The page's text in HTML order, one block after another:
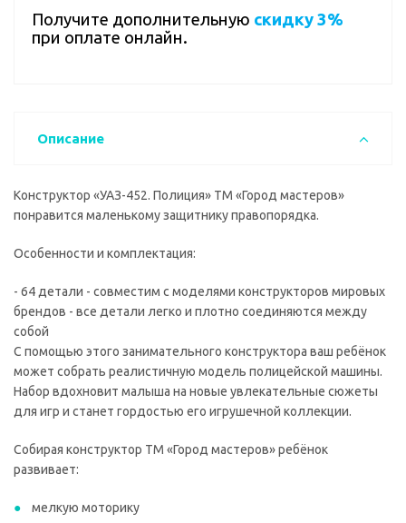
Получите дополнительную скидку 3%
при оплате онлайн.
Описание
Конструктор «УАЗ-452. Полиция» ТМ «Город мастеров»
понравится маленькому защитнику правопорядка.
Особенности и комплектация:
- 64 детали - совместим с моделями конструкторов мировых
брендов - все детали легко и плотно соединяются между
собой
С помощью этого занимательного конструктора ваш ребёнок
может собрать реалистичную модель полицейской машины.
Набор вдохновит малыша на новые увлекательные сюжеты
для игр и станет гордостью его игрушечной коллекции.
Собирая конструктор ТМ «Город мастеров» ребёнок
развивает:
мелкую моторику